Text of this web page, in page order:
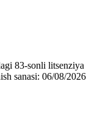
83-sonli litsenziya
sanasi: 06/08/2026